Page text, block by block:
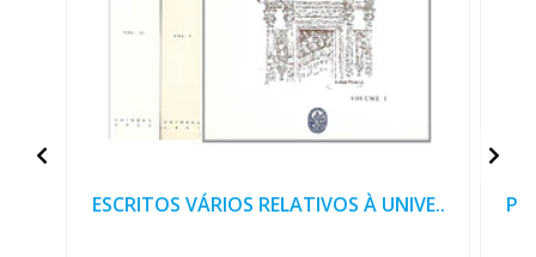
ESCRITOS VÁRIOS RELATIVOS À UNIVE..